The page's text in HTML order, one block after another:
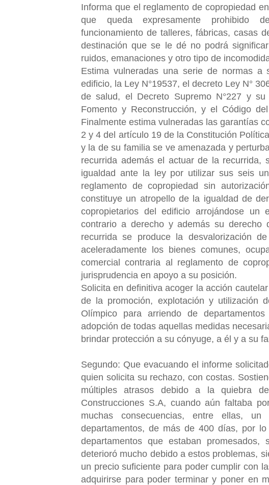
Informa que el reglamento de copropiedad
que queda expresamente prohibido
funcionamiento de talleres, fábricas, casas
destinación que se le dé no podrá
ruidos, emanaciones y otro tipo de
Estima vulneradas una serie de normas a
edificio, la Ley N°19537, el decreto Ley N°
de salud, el Decreto Supremo N°227 y
Fomento y Reconstrucción, y el Código
Finalmente estima vulneradas las garantías
2 y 4 del artículo 19 de la Constitución
y la de su familia se ve amenazada y
recurrida además el actuar de la recurrida,
igualdad ante la ley por utilizar sus seis
reglamento de copropiedad sin
constituye un atropello de la igualdad de
copropietarios del edificio arrojándose
contrario a derecho y además su
recurrida se produce la desvalorización
aceleradamente los bienes comunes,
comercial contraria al reglamento de
jurisprudencia en apoyo a su posición.
Solicita en definitiva acoger la acción
de la promoción, explotación y utilización
Olímpico para arriendo de
adopción de todas aquellas medidas
brindar protección a su cónyuge, a él y a su
Segundo: Que evacuando el informe
quien solicita su rechazo, con costas.
múltiples atrasos debido a la quiebra
Construcciones S.A, cuando aún faltaba
muchas consecuencias, entre ellas,
departamentos, de más de 400 días, por
departamentos que estaban
deterioró mucho debido a estos problemas,
un precio suficiente para poder cumplir con
adquirirse para poder terminar y poner en